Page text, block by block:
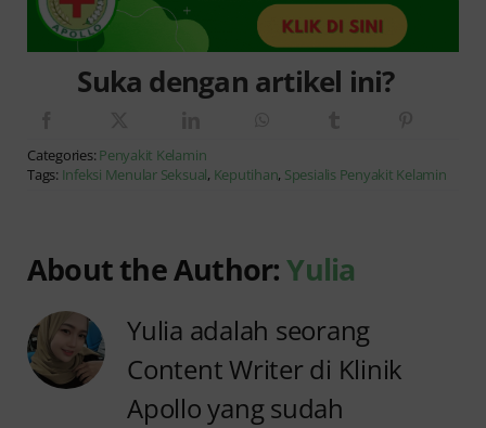
Suka dengan artikel ini?
Categories: Penyakit Kelamin
Tags: Infeksi Menular Seksual, Keputihan, Spesialis Penyakit Kelamin
About the Author:Yulia
Yulia adalah seorang
Content Writer di Klinik
Apollo yang sudah